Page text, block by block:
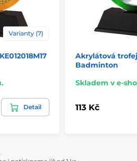
Varianty (7)
Detail
Akrylátová trofej
Badminton
Skladem v e-
113 Kč